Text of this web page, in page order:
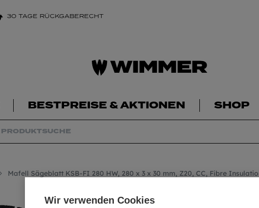
30 TAGE RÜCKGABERECHT
BESTPREISE & AKTIONEN SHOP
Mafell Sägeblatt KSB-FI 280 HW, 280 x 3 x 30 mm, Z20, CC, Fibre
Mafell Sägeblatt
Wir verwenden Cookies